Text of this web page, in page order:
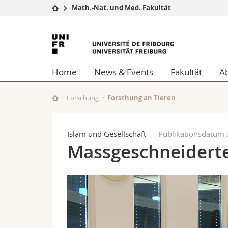
Universität
Studium
Forschung
Universität
Weiterbildung
Wirtschafts-
Philosophische
Fak. für
Math.-Nat. und Med. Fakultät
Universität
Freiburg
Home News & Events Fakultät
Forschung Forschung an Tieren
Islam und Gesellschaft Publikationsdatum